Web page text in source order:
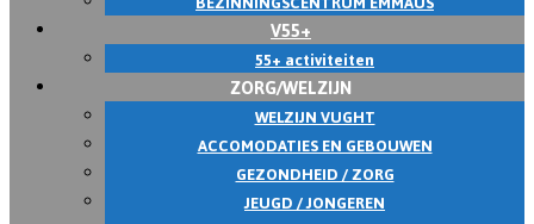
V55+
55+ activiteiten
ZORG/WELZIJN
WELZIJN VUGHT
ACCOMODATIES EN GEBOUWEN
GEZONDHEID / ZORG
JEUGD / JONGEREN